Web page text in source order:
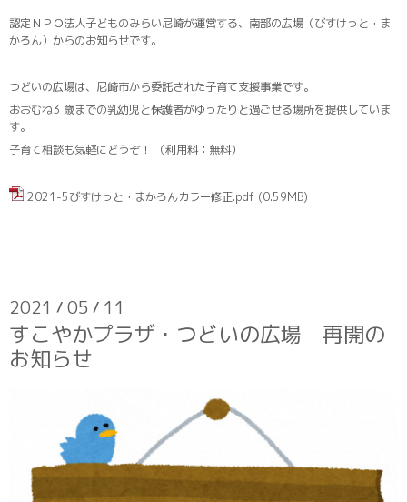
認定ＮＰＯ法人子どものみらい尼崎が運営する、南部の広場（びすけっと・ま
かろん）からのお知らせです。
つどいの広場は、尼崎市から委託された子育て支援事業です。
おおむね3 歳までの乳幼児と保護者がゆったりと過ごせる場所を提供していま
す。
子育て相談も気軽にどうぞ！ （利用料：無料）
2021-5びすけっと・まかろんカラー修正.pdf (0.59MB)
2021 / 05 / 11
すこやかプラザ・つどいの広場 再開の
お知らせ